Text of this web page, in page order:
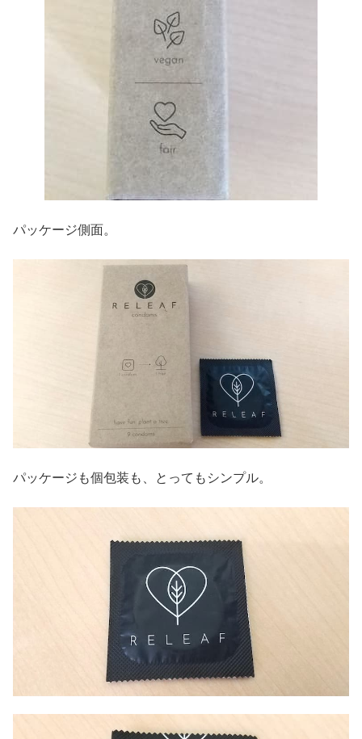
パッケージ側面。
パッケージも個包装も、とってもシンプル。